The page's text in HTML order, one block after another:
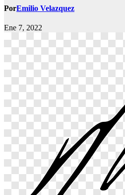
PorEmilio Velazquez
Ene 7, 2022